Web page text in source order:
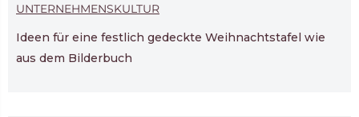
UNTERNEHMENSKULTUR
Ideen für eine festlich gedeckte Weihnachtstafel wie
aus dem Bilderbuch